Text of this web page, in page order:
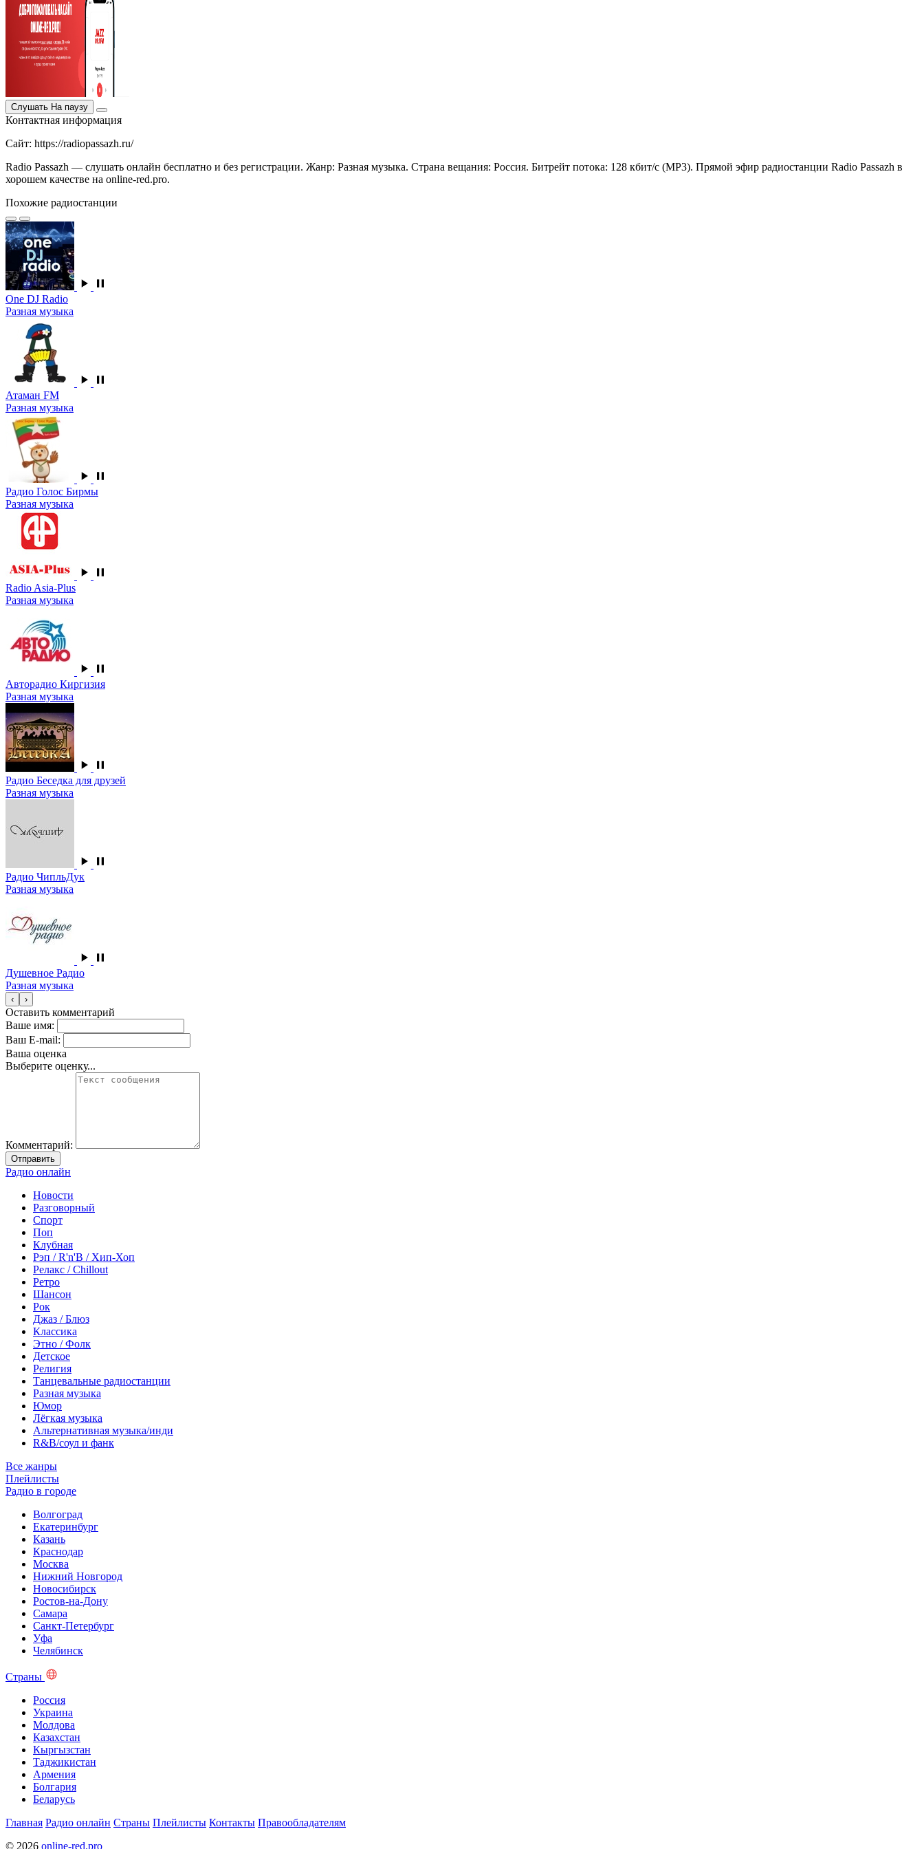
Слушать На паузу
Контактная информация
Сайт: https://radiopassazh.ru/
Radio Passazh — слушать онлайн бесплатно и без регистрации. Жанр: Разная музыка. Страна вещания: Россия. Битрейт потока: 128 кбит/с (MP3). Прямой эфир радиостанции Radio Passazh в
хорошем качестве на online-red.pro.
Похожие радиостанции
One DJ Radio
Разная музыка
Атаман FM
Разная музыка
Радио Голос Бирмы
Разная музыка
Radio Asia-Plus
Разная музыка
Авторадио Киргизия
Разная музыка
Радио Беседка для друзей
Разная музыка
Радио ЧипльДук
Разная музыка
Душевное Радио
Разная музыка
‹ ›
Оставить комментарий
Ваше имя:
Ваш E-mail:
Ваша оценка
Выберите оценку...
Комментарий:
Отправить
Радио онлайн
Новости
Разговорный
Спорт
Поп
Клубная
Рэп / R'n'B / Хип-Хоп
Релакс / Chillout
Ретро
Шансон
Рок
Джаз / Блюз
Классика
Этно / Фолк
Детское
Религия
Танцевальные радиостанции
Разная музыка
Юмор
Лёгкая музыка
Альтернативная музыка/инди
R&B/cоул и фанк
Все жанры
Плейлисты
Радио в городе
Волгоград
Екатеринбург
Казань
Краснодар
Москва
Нижний Новгород
Новосибирск
Ростов-на-Дону
Самара
Санкт-Петербург
Уфа
Челябинск
Страны
Россия
Украина
Молдова
Казахстан
Кыргызстан
Таджикистан
Армения
Болгария
Беларусь
Главная Радио онлайн Страны Плейлисты Контакты Правообладателям
© 2026 online-red.pro